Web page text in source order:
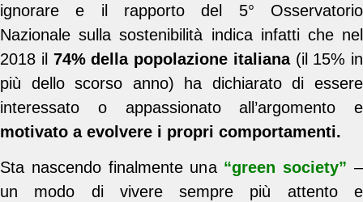
ignorare e il rapporto del 5° Osservatorio
Nazionale sulla sostenibilità indica infatti che nel
2018 il 74% della popolazione italiana(il 15% in
più dello scorso anno) ha dichiarato di essere
interessato o appassionato all’argomento e
motivato a evolvere i propri comportamenti.
Sta nascendo finalmente una “green society” –
un modo di vivere sempre più attento e